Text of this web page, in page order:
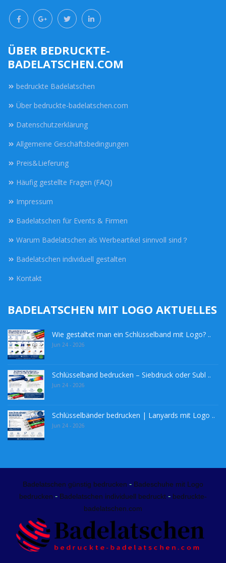
ÜBER BEDRUCKTE-
BADELATSCHEN.COM
bedruckte Badelatschen
Über bedruckte-badelatschen.com
Datenschutzerklärung
Allgemeine Geschäftsbedingungen
Preis&Lieferung
Häufig gestellte Fragen (FAQ)
Impressum
Badelatschen für Events & Firmen
Warum Badelatschen als Werbeartikel sinnvoll sind？
Badelatschen individuell gestalten
Kontakt
BADELATSCHEN MIT LOGO AKTUELLES
Wie gestaltet man ein Schlüsselband mit Logo? ..
Jun 24 - 2026
Schlüsselband bedrucken – Siebdruck oder Subl ..
Jun 24 - 2026
Schlüsselbänder bedrucken | Lanyards mit Logo ..
Jun 24 - 2026
Badelatschen günstig bedrucken - Badeschuhe mit Logo
bedrucken - Badelatschen individuell bedruckt - bedruckte-
badelatschen.com